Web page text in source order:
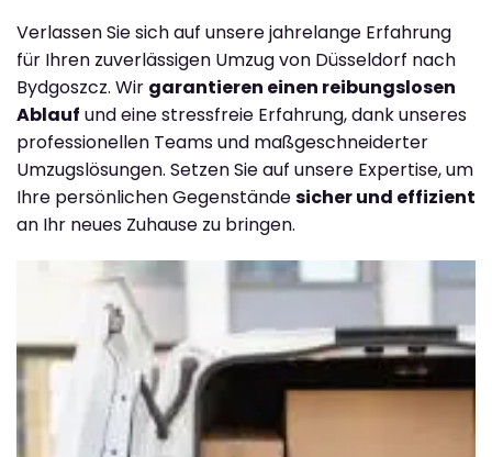
Verlassen Sie sich auf unsere jahrelange Erfahrung
für Ihren zuverlässigen Umzug von Düsseldorf nach
Bydgoszcz. Wir garantieren einen reibungslosen
Ablauf und eine stressfreie Erfahrung, dank unseres
professionellen Teams und maßgeschneiderter
Umzugslösungen. Setzen Sie auf unsere Expertise, um
Ihre persönlichen Gegenständesicher und effizient
an Ihr neues Zuhause zu bringen.